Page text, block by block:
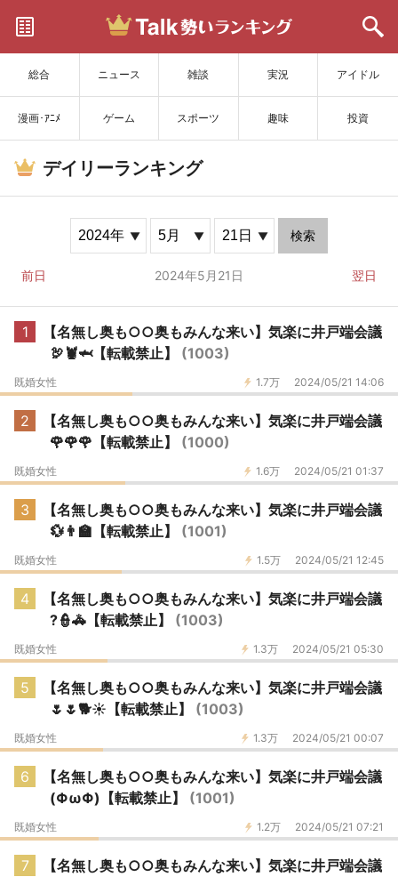
総合 ニュース 雑談 実況 アイドル
漫画･ｱﾆﾒ ゲーム スポーツ 趣味 投資
サイトを更新
デイリーランキング
検索
前日 2024年5月21日 翌日
1
【名無し奥も○○奥もみんな来い】気楽に井戸端会議
🦃🦞🦈【転載禁止】 (1003)
1.7万 2024/05/21 14:06
既婚女性
2
【名無し奥も○○奥もみんな来い】気楽に井戸端会議
🌹🌹🌹【転載禁止】 (1000)
1.6万 2024/05/21 01:37
既婚女性
3
【名無し奥も○○奥もみんな来い】気楽に井戸端会議
💱👨‍🏫【転載禁止】 (1001)
1.5万 2024/05/21 12:45
既婚女性
4
【名無し奥も○○奥もみんな来い】気楽に井戸端会議
?👮🚓【転載禁止】 (1003)
1.3万 2024/05/21 05:30
既婚女性
5
【名無し奥も○○奥もみんな来い】気楽に井戸端会議
🌷🌷🐕☀【転載禁止】 (1003)
1.3万 2024/05/21 00:07
既婚女性
6
【名無し奥も○○奥もみんな来い】気楽に井戸端会議
(ΦωΦ)【転載禁止】 (1001)
1.2万 2024/05/21 07:21
既婚女性
7
【名無し奥も○○奥もみんな来い】気楽に井戸端会議